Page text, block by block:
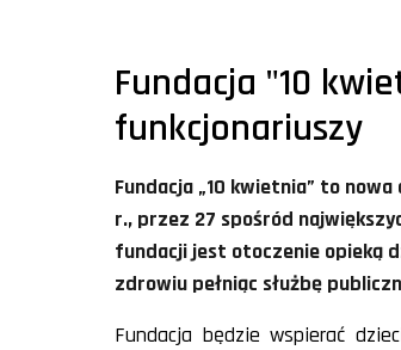
Fundacja "10
funkcjonariuszy
Fundacja „10 kwietnia” to
r., przez 27 spośród
fundacji jest otoczenie opieką
zdrowiu pełniąc służbę
Fundacja będzie wspierać